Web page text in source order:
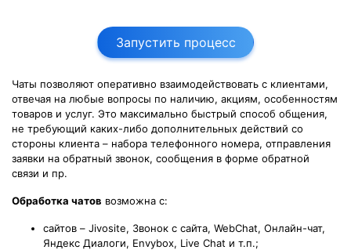
Запустить процесс
Чаты позволяют оперативно взаимодействовать с клиентами,
отвечая на любые вопросы по наличию, акциям, особенностям
товаров и услуг. Это максимально быстрый способ общения,
не требующий каких-либо дополнительных действий со
стороны клиента – набора телефонного номера, отправления
заявки на обратный звонок, сообщения в форме обратной
связи и пр.
Обработка чатов возможна с:
сайтов – Jivosite, Звонок с сайта, WebChat, Онлайн-чат,
Яндекс Диалоги, Envybox, Live Chat и т.п.;